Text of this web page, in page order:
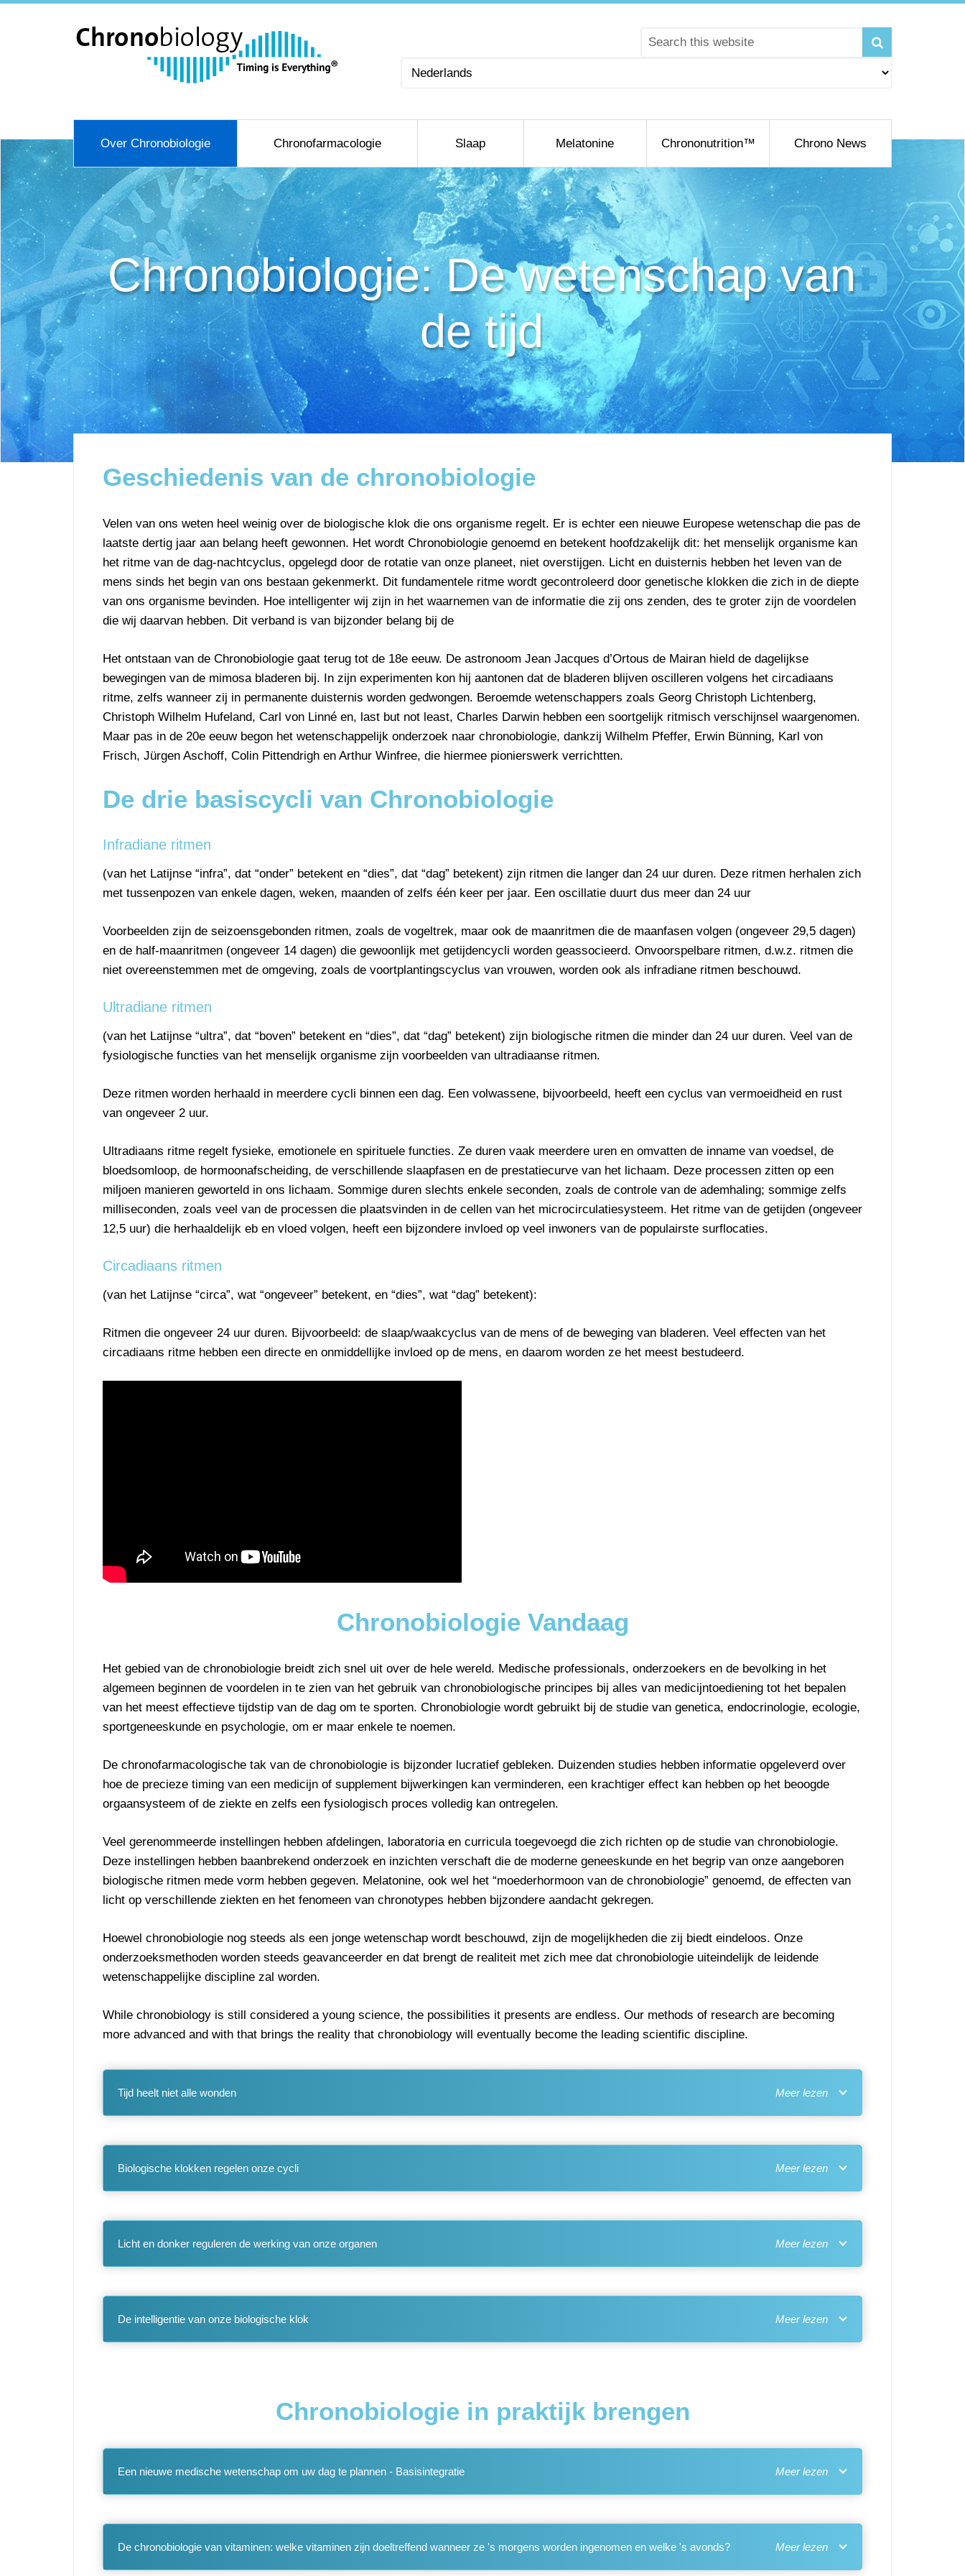
Kies
Over Chronobiologie Chronofarmacologie Slaap Melatonine Chrononutrition™ Chrono News
Chronobiologie: De wetenschap van
de tijd
Geschiedenis van de chronobiologie
Velen van ons weten heel weinig over de biologische klok die ons organisme regelt. Er is echter een nieuwe Europese wetenschap die pas de
laatste dertig jaar aan belang heeft gewonnen. Het wordt Chronobiologie genoemd en betekent hoofdzakelijk dit: het menselijk organisme kan
het ritme van de dag-nachtcyclus, opgelegd door de rotatie van onze planeet, niet overstijgen. Licht en duisternis hebben het leven van de
mens sinds het begin van ons bestaan gekenmerkt. Dit fundamentele ritme wordt gecontroleerd door genetische klokken die zich in de diepte
van ons organisme bevinden. Hoe intelligenter wij zijn in het waarnemen van de informatie die zij ons zenden, des te groter zijn de voordelen
die wij daarvan hebben. Dit verband is van bijzonder belang bij de
Het ontstaan van de Chronobiologie gaat terug tot de 18e eeuw. De astronoom Jean Jacques d’Ortous de Mairan hield de dagelijkse
bewegingen van de mimosa bladeren bij. In zijn experimenten kon hij aantonen dat de bladeren blijven oscilleren volgens het circadiaans
ritme, zelfs wanneer zij in permanente duisternis worden gedwongen. Beroemde wetenschappers zoals Georg Christoph Lichtenberg,
Christoph Wilhelm Hufeland, Carl von Linné en, last but not least, Charles Darwin hebben een soortgelijk ritmisch verschijnsel waargenomen.
Maar pas in de 20e eeuw begon het wetenschappelijk onderzoek naar chronobiologie, dankzij Wilhelm Pfeffer, Erwin Bünning, Karl von
Frisch, Jürgen Aschoff, Colin Pittendrigh en Arthur Winfree, die hiermee pionierswerk verrichtten.
De drie basiscycli van Chronobiologie
Infradiane ritmen
(van het Latijnse “infra”, dat “onder” betekent en “dies”, dat “dag” betekent) zijn ritmen die langer dan 24 uur duren. Deze ritmen herhalen zich
met tussenpozen van enkele dagen, weken, maanden of zelfs één keer per jaar. Een oscillatie duurt dus meer dan 24 uur
Voorbeelden zijn de seizoensgebonden ritmen, zoals de vogeltrek, maar ook de maanritmen die de maanfasen volgen (ongeveer 29,5 dagen)
en de half-maanritmen (ongeveer 14 dagen) die gewoonlijk met getijdencycli worden geassocieerd. Onvoorspelbare ritmen, d.w.z. ritmen die
niet overeenstemmen met de omgeving, zoals de voortplantingscyclus van vrouwen, worden ook als infradiane ritmen beschouwd.
Ultradiane ritmen
(van het Latijnse “ultra”, dat “boven” betekent en “dies”, dat “dag” betekent) zijn biologische ritmen die minder dan 24 uur duren. Veel van de
fysiologische functies van het menselijk organisme zijn voorbeelden van ultradiaanse ritmen.
Deze ritmen worden herhaald in meerdere cycli binnen een dag. Een volwassene, bijvoorbeeld, heeft een cyclus van vermoeidheid en rust
van ongeveer 2 uur.
Ultradiaans ritme regelt fysieke, emotionele en spirituele functies. Ze duren vaak meerdere uren en omvatten de inname van voedsel, de
bloedsomloop, de hormoonafscheiding, de verschillende slaapfasen en de prestatiecurve van het lichaam. Deze processen zitten op een
miljoen manieren geworteld in ons lichaam. Sommige duren slechts enkele seconden, zoals de controle van de ademhaling; sommige zelfs
milliseconden, zoals veel van de processen die plaatsvinden in de cellen van het microcirculatiesysteem. Het ritme van de getijden (ongeveer
12,5 uur) die herhaaldelijk eb en vloed volgen, heeft een bijzondere invloed op veel inwoners van de populairste surflocaties.
Circadiaans ritmen
(van het Latijnse “circa”, wat “ongeveer” betekent, en “dies”, wat “dag” betekent):
Ritmen die ongeveer 24 uur duren. Bijvoorbeeld: de slaap/waakcyclus van de mens of de beweging van bladeren. Veel effecten van het
circadiaans ritme hebben een directe en onmiddellijke invloed op de mens, en daarom worden ze het meest bestudeerd.
Chronobiologie Vandaag
Het gebied van de chronobiologie breidt zich snel uit over de hele wereld. Medische professionals, onderzoekers en de bevolking in het
algemeen beginnen de voordelen in te zien van het gebruik van chronobiologische principes bij alles van medicijntoediening tot het bepalen
van het meest effectieve tijdstip van de dag om te sporten. Chronobiologie wordt gebruikt bij de studie van genetica, endocrinologie, ecologie,
sportgeneeskunde en psychologie, om er maar enkele te noemen.
De chronofarmacologische tak van de chronobiologie is bijzonder lucratief gebleken. Duizenden studies hebben informatie opgeleverd over
hoe de precieze timing van een medicijn of supplement bijwerkingen kan verminderen, een krachtiger effect kan hebben op het beoogde
orgaansysteem of de ziekte en zelfs een fysiologisch proces volledig kan ontregelen.
Veel gerenommeerde instellingen hebben afdelingen, laboratoria en curricula toegevoegd die zich richten op de studie van chronobiologie.
Deze instellingen hebben baanbrekend onderzoek en inzichten verschaft die de moderne geneeskunde en het begrip van onze aangeboren
biologische ritmen mede vorm hebben gegeven. Melatonine, ook wel het “moederhormoon van de chronobiologie” genoemd, de effecten van
licht op verschillende ziekten en het fenomeen van chronotypes hebben bijzondere aandacht gekregen.
Hoewel chronobiologie nog steeds als een jonge wetenschap wordt beschouwd, zijn de mogelijkheden die zij biedt eindeloos. Onze
onderzoeksmethoden worden steeds geavanceerder en dat brengt de realiteit met zich mee dat chronobiologie uiteindelijk de leidende
wetenschappelijke discipline zal worden.
While chronobiology is still considered a young science, the possibilities it presents are endless. Our methods of research are becoming
more advanced and with that brings the reality that chronobiology will eventually become the leading scientific discipline.
Tijd heelt niet alle wonden
Biologische klokken regelen onze cycli
Licht en donker reguleren de werking van onze organen
De intelligentie van onze biologische klok
Chronobiologie in praktijk brengen
Een nieuwe medische wetenschap om uw dag te plannen - Basisintegratie
De chronobiologie van vitaminen: welke vitaminen zijn doeltreffend wanneer ze 's morgens worden ingenomen en welke 's avonds?